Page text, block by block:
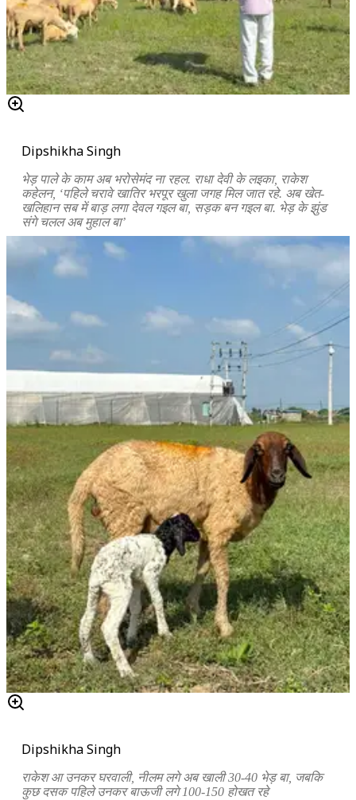
Dipshikha Singh
भेड़ पाले के काम अब भरोसेमंद ना रहल. राधा देवी के लइका, राकेश
कहेलन, ‘पहिले चरावे खातिर भरपूर खुला जगह मिल जात रहे. अब खेत-
खलिहान सब में बाड़ लगा देवल गइल बा, सड़क बन गइल बा. भेड़ के झुंड
संगे चलल अब मुहाल बा’
Dipshikha Singh
राकेश आ उनकर घरवाली, नीलम लगे अब खाली 30-40 भेड़ बा, जबकि
कुछ दसक पहिले उनकर बाऊजी लगे 100-150 होखत रहे